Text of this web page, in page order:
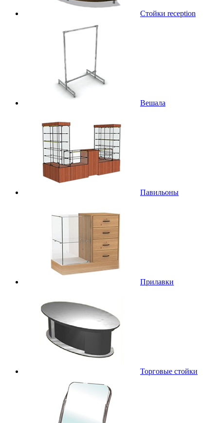
Стойки reception
Вешала
Павильоны
Прилавки
Торговые стойки